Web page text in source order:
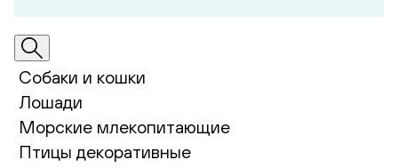
Собаки и кошки
Лошади
Морские млекопитающие
Птицы декоративные